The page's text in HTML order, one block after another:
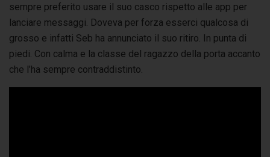
sempre preferito usare il suo casco rispetto alle app per
lanciare messaggi. Doveva per forza esserci qualcosa di
grosso e infatti Seb ha annunciato il suo ritiro. In punta di
piedi. Con calma e la classe del ragazzo della porta accanto
che l’ha sempre contraddistinto.